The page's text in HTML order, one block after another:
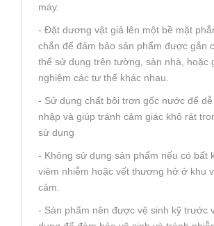
máy.
- Đặt dương vật giả lên một bề mặt
chắn để đảm bảo sản phẩm được gắn
thể sử dụng trên tường, sàn nhà, hoặc
nghiệm các tư thế khác nhau.
- Sử dụng chất bôi trơn gốc nước để
nhập và giúp tránh cảm giác khô rát
sử dụng
- Không sử dụng sản phẩm nếu có bất
viêm nhiễm hoặc vết thương hở ở khu
cảm.
- Sản phẩm nên được vệ sinh kỹ trước